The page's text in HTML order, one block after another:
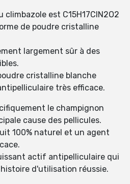
est C15H17ClN2O2
de poudre cristalline
largement sûr à des
cristalline blanche
très efficace.
le champignon
cause des pellicules.
100% naturel et un agent
actif antipelliculaire qui
d'utilisation réussie.